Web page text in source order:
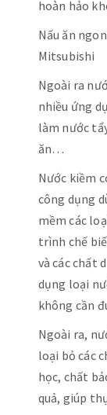
hoàn hảo
Nấu ăn
Mitsubishi
Ngoài ra
nhiều ứng
làm nước
ăn…
Nước kiềm
công dụng
mềm các
trình chế
và các chất
dụng loại
không cần
Ngoài ra,
loại bỏ các
học, chất
quả, giúp